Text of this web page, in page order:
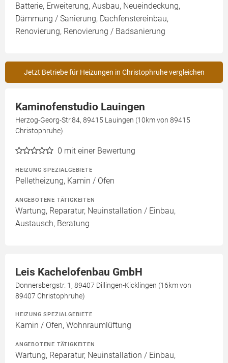
Batterie, Erweiterung, Ausbau, Neueindeckung,
Dämmung / Sanierung, Dachfenstereinbau,
Renovierung, Renovierung / Badsanierung
Jetzt Betriebe für Heizungen in Christophruhe vergleichen
Kaminofenstudio Lauingen
Herzog-Georg-Str.84, 89415 Lauingen (10km von 89415
Christophruhe)
0 mit einer Bewertung
HEIZUNG SPEZIALGEBIETE
Pelletheizung, Kamin / Ofen
ANGEBOTENE TÄTIGKEITEN
Wartung, Reparatur, Neuinstallation / Einbau,
Austausch, Beratung
Leis Kachelofenbau GmbH
Donnersbergstr. 1, 89407 Dillingen-Kicklingen (16km von
89407 Christophruhe)
HEIZUNG SPEZIALGEBIETE
Kamin / Ofen, Wohnraumlüftung
ANGEBOTENE TÄTIGKEITEN
Wartung, Reparatur, Neuinstallation / Einbau,